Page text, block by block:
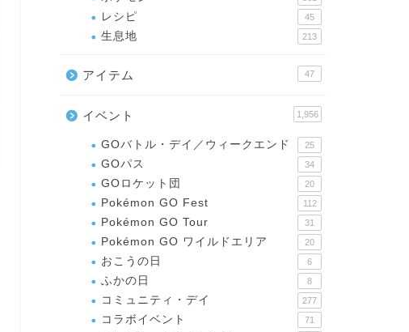
レシピ 45
生息地 213
アイテム 47
イベント 1,956
GOバトル・デイ／ウィークエンド 25
GOパス 34
GOロケット団 20
Pokémon GO Fest 112
Pokémon GO Tour 31
Pokémon GO ワイルドエリア 20
おこうの日 6
ふかの日 8
コミュニティ・デイ 277
コラボイベント 71